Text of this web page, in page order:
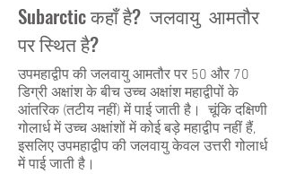
Subarctic कहाँ है? जलवायु आमतौर
पर स्थित है?
उपमहाद्वीप की जलवायु आमतौर पर 50 और 70
डिग्री अक्षांश के बीच उच्च अक्षांश महाद्वीपों के
आंतरिक (तटीय नहीं) में पाई जाती है। चूंकि दक्षिणी
गोलार्ध में उच्च अक्षांशों में कोई बड़े महाद्वीप नहीं हैं,
इसलिए उपमहाद्वीप की जलवायु केवल उत्तरी गोलार्ध
में पाई जाती है।